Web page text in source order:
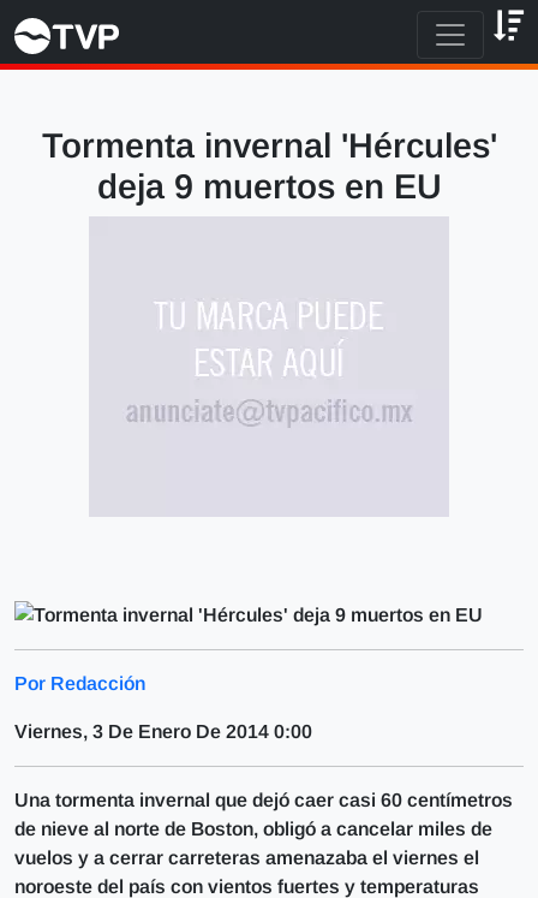
Tormenta invernal 'Hércules'
deja 9 muertos en EU
Por Redacción
Viernes, 3 De Enero De 2014 0:00
Una tormenta invernal que dejó caer casi 60 centímetros
de nieve al norte de Boston, obligó a cancelar miles de
vuelos y a cerrar carreteras amenazaba el viernes el
noroeste del país con vientos fuertes y temperaturas